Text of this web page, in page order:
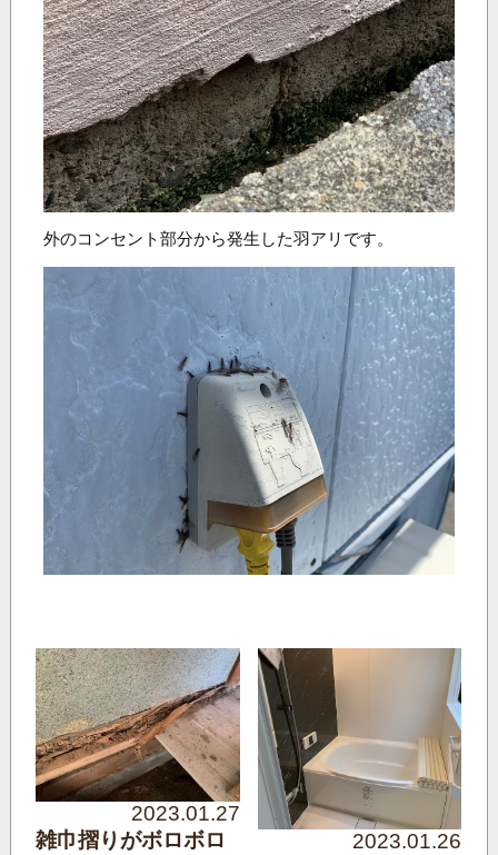
外のコンセント部分から発生した羽アリです。
2023.01.27
雑巾摺りがボロボロ
2023.01.26